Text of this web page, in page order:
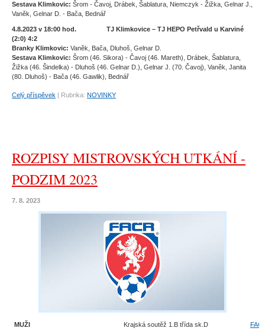
Sestava Klimkovic: Šrom - Čavoj, Drábek, Šablatura, Niemczyk - Žižka, Gelnar J.,
Vaněk, Gelnar D. - Bača, Bednář
4.8.2023 v 18:00 hod. TJ Klimkovice – TJ HEPO Petřvald u Karviné
(2:0) 4:2
Branky Klimkovic: Vaněk, Bača, Dluhoš, Gelnar D.
Sestava Klimkovic: Šrom (46. Sikora) - Čavoj (46. Mareth), Drábek, Šablatura,
Žižka (46. Šindelka) - Dluhoš (46. Gelnar D.), Gelnar J. (70. Čavoj), Vaněk, Janita
(80. Dluhoš) - Bača (46. Gawlik), Bednář
Celý příspěvek | Rubrika: NOVINKY
ROZPISY MISTROVSKÝCH UTKÁNÍ -
PODZIM 2023
7. 8. 2023
MUŽI Krajská soutěž 1.B třída sk.D